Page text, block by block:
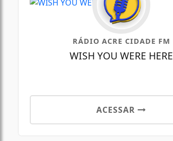
RÁDIO ACRE CIDADE FM
WISH YOU WERE HERE
ACESSAR